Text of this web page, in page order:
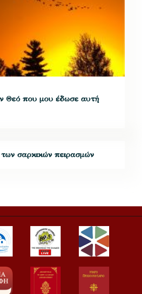
Θεό που μου έδωσε αυτή
σαρκικών πειρασμών